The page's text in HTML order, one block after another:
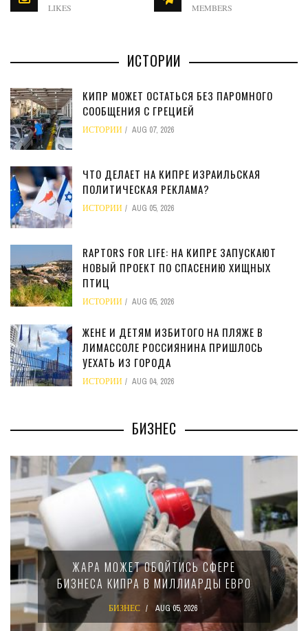
LIKES MEMBERS
ИСТОРИИ
КИПР МОЖЕТ ОСТАТЬСЯ БЕЗ ПАРОМНОГО
СООБЩЕНИЯ С ГРЕЦИЕЙ
ИСТОРИИ AUG 07, 2026
ЧТО ДЕЛАЕТ НА КИПРЕ ИЗРАИЛЬСКАЯ
ПОЛИТИЧЕСКАЯ РЕКЛАМА?
ИСТОРИИ AUG 05, 2026
RAPTORS FOR LIFE: НА КИПРЕ ЗАПУСКАЮТ
НОВЫЙ ПРОЕКТ ПО СПАСЕНИЮ ХИЩНЫХ
ПТИЦ
ИСТОРИИ AUG 05, 2026
ЖЕНЕ И ДЕТЯМ ИЗБИТОГО НА ПЛЯЖЕ В
ЛИМАССОЛЕ РОССИЯНИНА ПРИШЛОСЬ
УЕХАТЬ ИЗ ГОРОДА
ИСТОРИИ AUG 04, 2026
БИЗНЕС
СФЕРЕ
ЕВРО
МИНФИН КИПРА ПЕРЕПИСАЛ
15-ПРОЦЕНТНОМ НАЛОГЕ
КРУПНЫХ
КОМПАНИЙ
БИЗНЕС AUG 02, 2026